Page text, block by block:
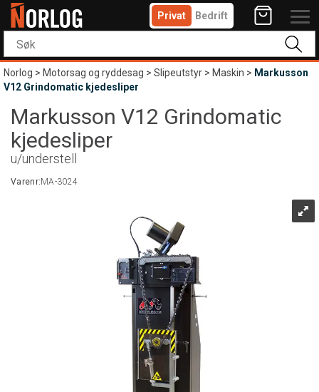
Privat Bedrift
Norlog>Motorsag og ryddesag>Slipeutstyr>Maskin> Markusson
V12 Grindomatic kjedesliper
Markusson V12 Grindomatic
kjedesliper
u/understell
Varenr:MA-3024